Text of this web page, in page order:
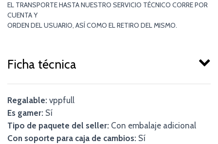
EL TRANSPORTE HASTA NUESTRO SERVICIO TÉCNICO CORRE POR
CUENTA Y
ORDEN DEL USUARIO, ASÍ COMO EL RETIRO DEL MISMO.
Ficha técnica
Regalable: vppfull
Es gamer: Sí
Tipo de paquete del seller: Con embalaje adicional
Con soporte para caja de cambios: Sí